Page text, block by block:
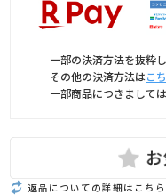
一部の決済方法を抜粋し
その他の決済方法はこ
一部商品につきまして
返品についての詳細はこちら